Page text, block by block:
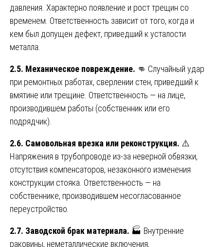
давления. Характерно появление и рост трещин со
временем. Ответственность зависит от того, когда и
кем был допущен дефект, приведший к усталости
металла.
2.5. Механическое повреждение. 👊 Случайный удар
при ремонтных работах, сверлении стен, приведший к
вмятине или трещине. Ответственность — на лице,
производившем работы (собственник или его
подрядчик).
2.6. Самовольная врезка или реконструкция. ⚠️
Напряжения в трубопроводе из-за неверной обвязки,
отсутствия компенсаторов, незаконного изменения
конструкции стояка. Ответственность — на
собственнике, производившем несогласованное
переустройство.
2.7. Заводской брак материала. 🏭 Внутренние
раковины, неметаллические включения,